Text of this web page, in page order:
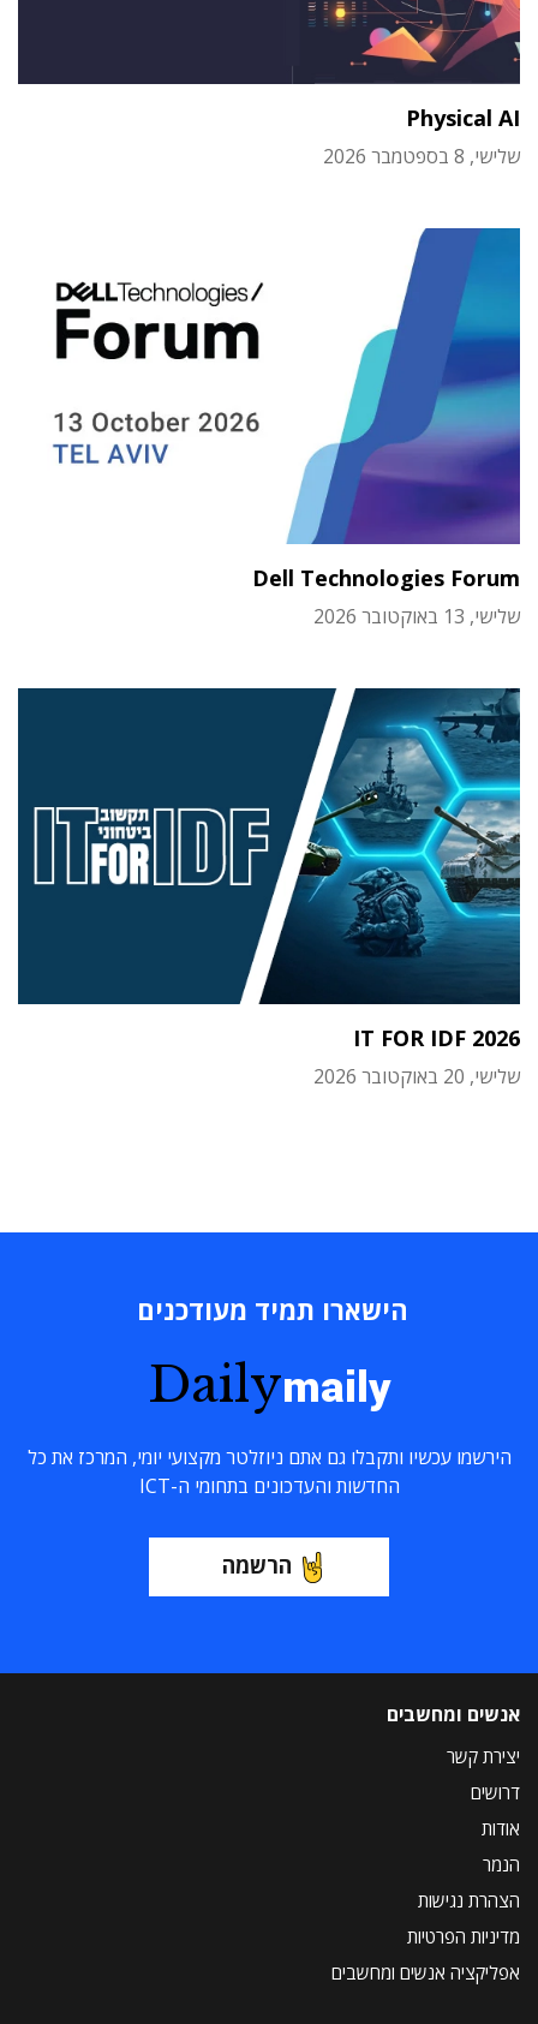
Physical AI
שלישי, 8 בספטמבר 2026
Dell Technologies Forum
שלישי, 13 באוקטובר 2026
IT FOR IDF 2026
שלישי, 20 באוקטובר 2026
הישארו תמיד מעודכנים
Dailymaily
הירשמו עכשיו ותקבלו גם אתם ניוזלטר מקצועי יומי, המרכז את כל
החדשות והעדכונים בתחומי ה-ICT
הרשמה
אנשים ומחשבים
יצירת קשר
דרושים
אודות
הנמר
הצהרת נגישות
מדיניות הפרטיות
אפליקציה אנשים ומחשבים